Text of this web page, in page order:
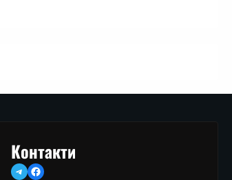
Контакти
TelegramFacebook